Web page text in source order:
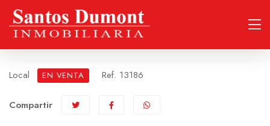
Local EN VENTA Ref. 13186
Compartir